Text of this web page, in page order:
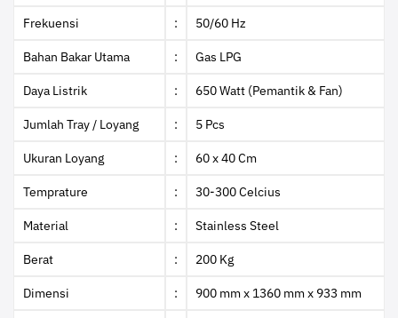
Frekuensi : 50/60 Hz
Bahan Bakar Utama : Gas LPG
Daya Listrik : 650 Watt (Pemantik & Fan)
Jumlah Tray / Loyang : 5 Pcs
Ukuran Loyang : 60 x 40 Cm
Temprature : 30-300 Celcius
Material : Stainless Steel
Berat : 200 Kg
Dimensi : 900 mm x 1360 mm x 933 mm